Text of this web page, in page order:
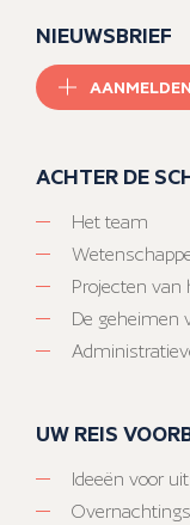
NIEUWSBRIEF
AANMELDEN
ACHTER DE
Het team
Projecten
De geheimen
UW REIS
Ideeën voor